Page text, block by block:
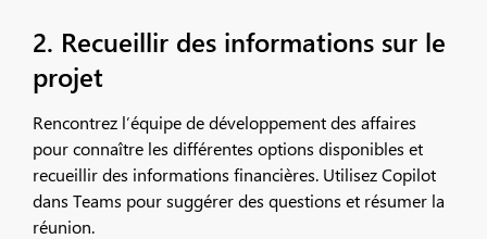
2. Recueillir des informations sur le
projet
Rencontrez l’équipe de développement des affaires
pour connaître les différentes options disponibles et
recueillir des informations financières. Utilisez Copilot
dans Teams pour suggérer des questions et résumer la
réunion.